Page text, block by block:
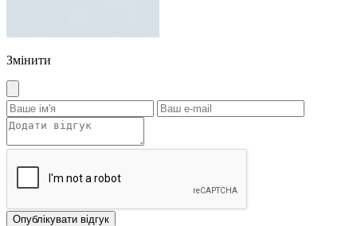
Змінити
Опублікувати відгук